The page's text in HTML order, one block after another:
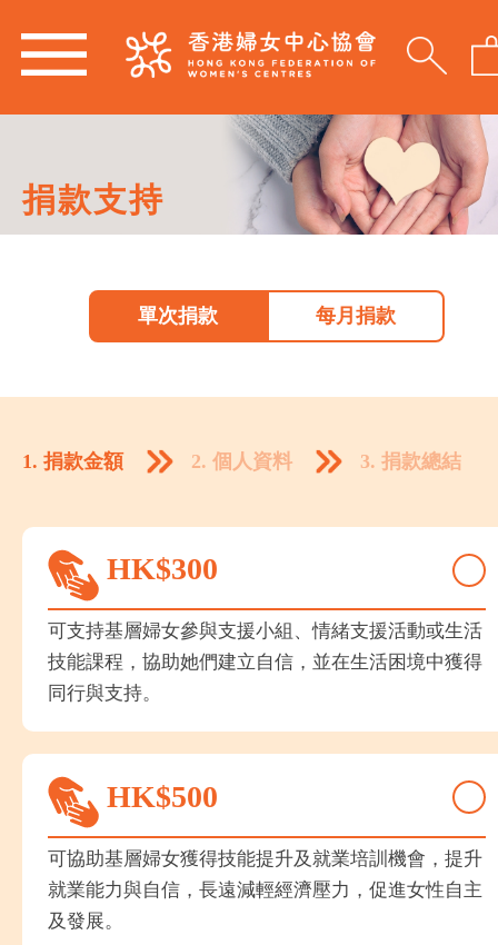
捐款支持
單次捐款 每月捐款
1. 捐款金額 2. 個人資料 3. 捐款總結
HK$300
可支持基層婦女參與支援小組、情緒支援活動或生活
技能課程，協助她們建立自信，並在生活困境中獲得
同行與支持。
HK$500
可協助基層婦女獲得技能提升及就業培訓機會，提升
就業能力與自信，長遠減輕經濟壓力，促進女性自主
及發展。